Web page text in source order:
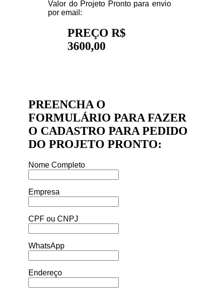
Valor do Projeto Pronto para envio
por email:
PREÇO R$
3600,00
PREENCHA O
FORMULÁRIO PARA FAZER
O CADASTRO PARA PEDIDO
DO PROJETO PRONTO:
Nome Completo
Empresa
CPF ou CNPJ
WhatsApp
Endereço